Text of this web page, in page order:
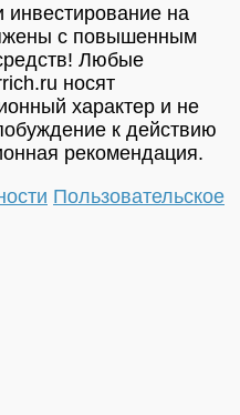
на
с повышенным
Любые
носят
характер и не
к действию
рекомендация.
Пользовательское